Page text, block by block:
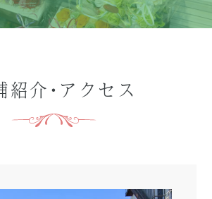
紹介・アクセス